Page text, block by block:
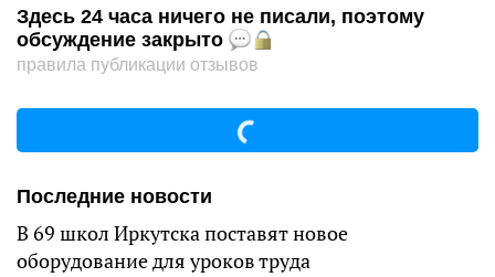
Здесь 24 часа ничего не писали, поэтому
обсуждение закрыто
правила публикации отзывов
Последние новости
В 69 школ Иркутска поставят новое
оборудование для уроков труда